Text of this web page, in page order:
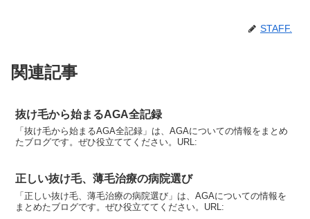
STAFF.
関連記事
抜け毛から始まるAGA全記録
「抜け毛から始まるAGA全記録」は、AGAについての情報をまとめ
たブログです。ぜひ役立ててください。URL:
正しい抜け毛、薄毛治療の病院選び
「正しい抜け毛、薄毛治療の病院選び」は、AGAについての情報を
まとめたブログです。ぜひ役立ててください。URL: